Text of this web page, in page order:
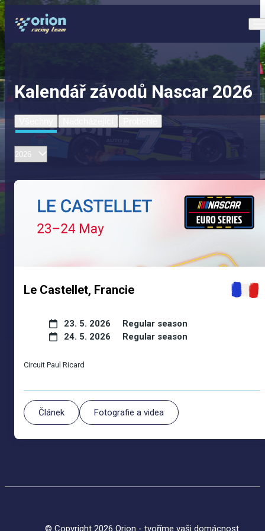
Kalendář závodů Nascar 2026
Le Castellet, Francie
23. 5. 2026
Regular season
24. 5. 2026
Regular season
Circuit Paul Ricard
Článek Fotografie a videa
© Copyright 2026 Orion - tvoříme vaši domácnost